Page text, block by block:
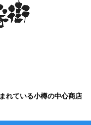
れている小樽の中心商店